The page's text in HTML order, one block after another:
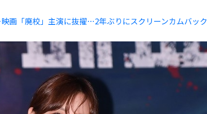
画「廃校」主演に抜擢…2年ぶりにスクリーンカムバック